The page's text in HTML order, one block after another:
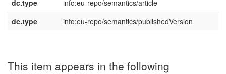
dc.type
info:eu-repo/semantics/article
dc.type
info:eu-repo/semantics/publishedVersion
This item appears in the following